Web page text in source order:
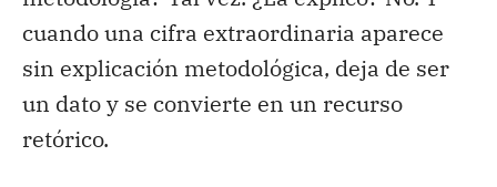
cuando una cifra extraordinaria aparece
sin explicación metodológica, deja de ser
un dato y se convierte en un recurso
retórico.